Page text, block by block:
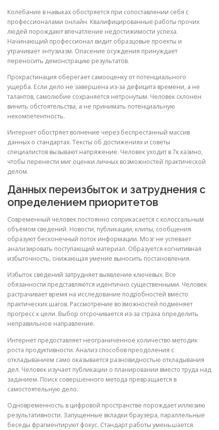
Колебание в навыках обостряется при сопоставлении себя с
профессионалами онлайн. Квалифицированные работы прочих
людей порождают впечатление недостижимости успеха.
Начинающий профессионал видит образцовые проекты и
утрачивает энтузиазм. Опасение осуждения принуждает
переносить демонстрацию результатов.
Прокрастинация оберегает самооценку от потенциального
ущерба. Если дело не завершена из-за дефицита времени, а не
талантов, самолюбие сохраняется нетронутым. Человек склонен
винить обстоятельства, а не принимать потенциальную
некомпетентность.
Интернет обостряет волнение через беспрестанный массив
данных о стандартах. Тексты об достижениях и советы
специалистов вызывают напряжение. Человек уходит в 7к казино,
чтобы перенести миг оценки личных возможностей практической
делом.
Данных переизбыток и затруднения с
определением приоритетов
Современный человек постоянно соприкасается с колоссальным
объёмом сведений. Новости, публикации, клипы, сообщения
образуют бесконечный поток информации. Мозг не успевает
анализировать поступающий материал. Образуется когнитивная
избыточность, снижающая умение выносить постановления.
Избыток сведений затрудняет выявление ключевых. Все
обязанности представляются идентично существенными. Человек
растрачивает время на исследование подробностей вместо
практических шагов. Рассмотрение возможностей подменяет
прогресс к цели. Выбор отсрочивается из-за страха определить
неправильное направление.
Интернет предоставляет неограниченное количество методик
роста продуктивности. Анализ способов преодоления с
откладыванием само оказывается разновидностью откладывания
дел. Человек изучает публикации о планировании вместо труда над
заданием. Поиск совершенного метода превращается в
самостоятельную дело.
Одновременность в цифровой пространстве порождает иллюзию
результативности. Запущенные вкладки браузера, параллельные
беседы фрагментируют фокус. Стандарт работы уменьшается.